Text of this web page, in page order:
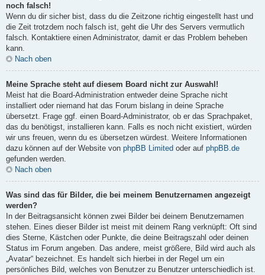
noch falsch!
Wenn du dir sicher bist, dass du die Zeitzone richtig eingestellt hast und
die Zeit trotzdem noch falsch ist, geht die Uhr des Servers vermutlich
falsch. Kontaktiere einen Administrator, damit er das Problem beheben
kann.
Nach oben
Meine Sprache steht auf diesem Board nicht zur Auswahl!
Meist hat die Board-Administration entweder deine Sprache nicht
installiert oder niemand hat das Forum bislang in deine Sprache
übersetzt. Frage ggf. einen Board-Administrator, ob er das Sprachpaket,
das du benötigst, installieren kann. Falls es noch nicht existiert, würden
wir uns freuen, wenn du es übersetzen würdest. Weitere Informationen
dazu können auf der Website von phpBB Limited oder auf phpBB.de
gefunden werden.
Nach oben
Was sind das für Bilder, die bei meinem Benutzernamen angezeigt
werden?
In der Beitragsansicht können zwei Bilder bei deinem Benutzernamen
stehen. Eines dieser Bilder ist meist mit deinem Rang verknüpft: Oft sind
dies Sterne, Kästchen oder Punkte, die deine Beitragszahl oder deinen
Status im Forum angeben. Das andere, meist größere, Bild wird auch als
„Avatar“ bezeichnet. Es handelt sich hierbei in der Regel um ein
persönliches Bild, welches von Benutzer zu Benutzer unterschiedlich ist.